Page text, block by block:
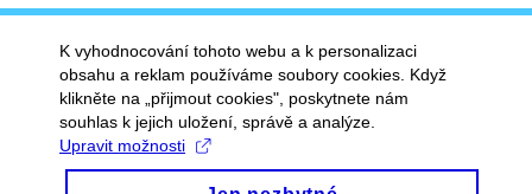
K vyhodnocování tohoto webu a k personalizaci
obsahu a reklam používáme soubory cookies. Když
klikněte na „přijmout cookies", poskytnete nám
souhlas k jejich uložení, správě a analýze.
Upravit možnosti